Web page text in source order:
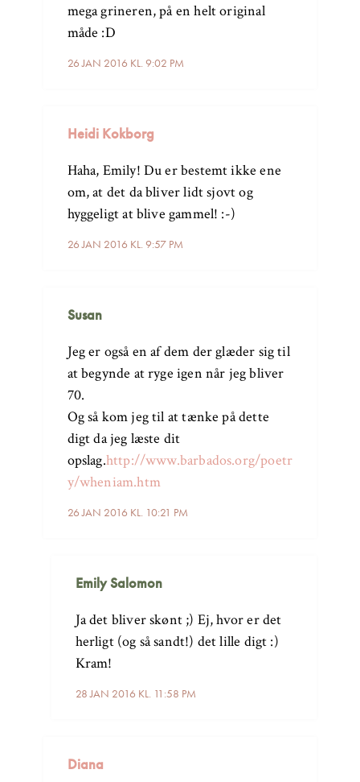
26 JAN 2016 KL. 9:02 PM
mega grineren, på en helt original
måde :D
Heidi Kokborg
26 JAN 2016 KL. 9:57 PM
Haha, Emily! Du er bestemt ikke ene
om, at det da bliver lidt sjovt og
hyggeligt at blive gammel! :-)
Susan
26 JAN 2016 KL. 10:21 PM
Jeg er også en af dem der glæder sig til
at begynde at ryge igen når jeg bliver
70.
Og så kom jeg til at tænke på dette
digt da jeg læste dit
opslag.http://www.barbados.org/poetr
y/wheniam.htm
Emily Salomon
28 JAN 2016 KL. 11:58 PM
Ja det bliver skønt ;) Ej, hvor er det
herligt (og så sandt!) det lille digt :)
Kram!
Diana